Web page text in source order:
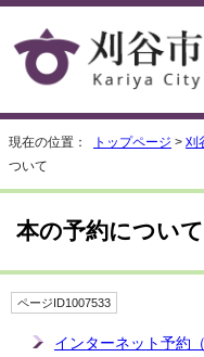
現在の位置： トップページ > 刈
ついて
本の予約について
ページID1007533
インターネット予約